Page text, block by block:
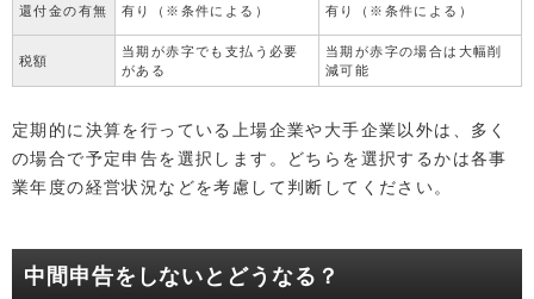
還付金の有無 有り（※条件による） 有り（※条件による）
税額
当期が赤字でも支払う必要
がある
当期が赤字の場合は大幅削
減可能
定期的に決算を行っている上場企業や大手企業以外は、多く
の場合で予定申告を選択します。どちらを選択するかは各事
業年度の経営状況などを考慮して判断してください。
中間申告をしないとどうなる？